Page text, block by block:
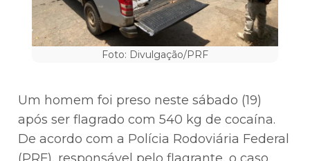
Foto: Divulgação/PRF
Um homem foi preso neste sábado (19)
após ser flagrado com 540 kg de cocaína.
De acordo com a Polícia Rodoviária Federal